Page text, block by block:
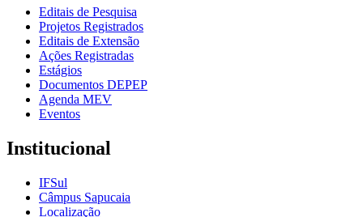
Editais de Pesquisa
Projetos Registrados
Editais de Extensão
Ações Registradas
Estágios
Documentos DEPEP
Agenda MEV
Eventos
Institucional
IFSul
Câmpus Sapucaia
Localização